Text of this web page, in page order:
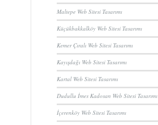
Maltepe Web Sitesi Tasarımı
Küçükbakkalköy Web Sitesi Tasarımı
Kemer Çıralı Web Sitesi Tasarımı
Kayışdağı Web Sitesi Tasarımı
Kartal Web Sitesi Tasarımı
Dudullu İmes Kadosan Web Sitesi Tasarımı
İçerenköy Web Sitesi Tasarımı